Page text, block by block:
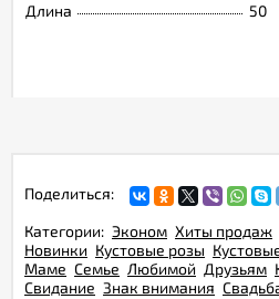
Длина
50
Поделиться:
Категории: Эконом Хиты продаж
Новинки Кустовые розы
Маме Семье Любимой Друзьям
Свидание Знак внимания